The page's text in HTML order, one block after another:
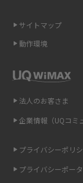
介
点も解説
の違いを解説
ギガバイト（GB）
サイトマップ
動作環境
法人のお客さま
企業情報（UQコミ
プライバシーポリ
プライバシーポー